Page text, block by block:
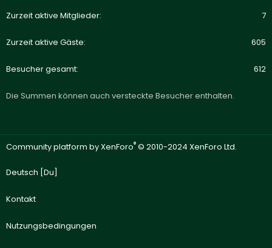
Zurzeit aktive Mitglieder 7
Zurzeit aktive Gäste 605
Besucher gesamt 612
Die Summen können auch versteckte Besucher enthalten.
Community platform by XenForo® © 2010-2024 XenForo Ltd.
Deutsch [Du]
Kontakt
Nutzungsbedingungen